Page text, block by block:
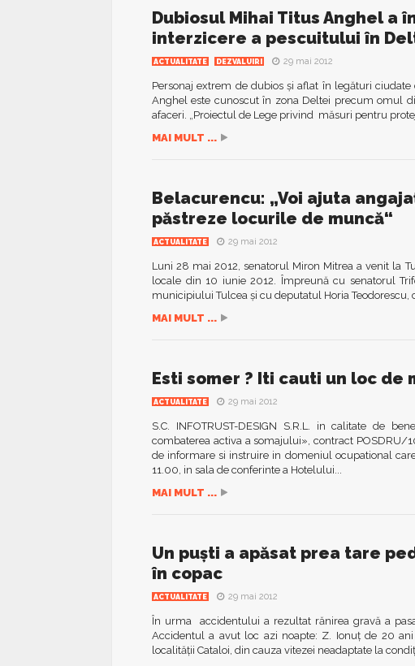
Dubiosul Mihai Titus Anghel a
interzicere a pescuitului în
ACTUALITATE DEZVALUIRI 29 mai 2012
Personaj extrem de dubios și aflat în legături
Anghel este cunoscut în zona Deltei precum omul
afaceri. „Proiectul de Lege privind măsuri pentru
MAI MULT ...
Belacurencu: „Voi ajuta
păstreze locurile de muncă“
ACTUALITATE 29 mai 2012
Luni 28 mai 2012, senatorul Miron Mitrea a venit la
locale din 10 iunie 2012. Împreună cu senatorul
municipiului Tulcea și cu deputatul Horia
MAI MULT ...
Esti somer ? Iti cauti un loc de
ACTUALITATE 29 mai 2012
S.C. INFOTRUST-DESIGN S.R.L. in calitate de
combaterea activa a somajului», contract
de informare si instruire in domeniul ocupational
11.00, in sala de conferinte a Hotelului...
MAI MULT ...
Un puşti a apăsat prea tare
în copac
ACTUALITATE 29 mai 2012
În urma accidentului a rezultat rănirea gravă a
Accidentul a avut loc azi noapte: Z. Ionuţ de 20
localităţii Cataloi, din cauza vitezei neadaptate la